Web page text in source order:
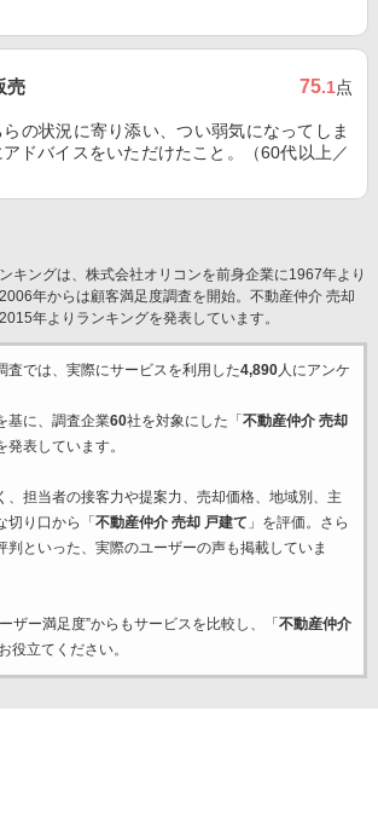
売 75.1点
の状況に寄り添い、つい弱気になってしま
ドバイスをいただけたこと。（60代以上／
キングは、株式会社オリコンを前身企業に1967年より
年からは顧客満足度調査を開始。不動産仲介 売却
年よりランキングを発表しています。
査では、実際にサービスを利用した4,890人にアンケ
基に、調査企業60社を対象にした「 不動産仲介 売却
発表しています。
、担当者の接客力や提案力、売却価格、地域別、主
切り口から「 不動産仲介 売却 戸建て 」を評価。さら
判といった、実際のユーザーの声も掲載していま
ザー満足度”からもサービスを比較し、「 不動産仲介
役立てください。